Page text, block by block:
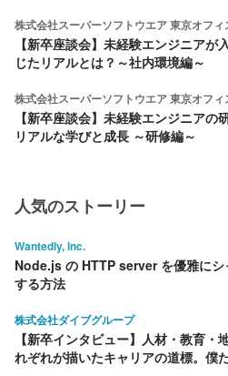
株式会社スーパーソフトウエア 東京オフィ
【新卒座談会】未経験エンジニアが
じたリアルとは？～社内環境編～
株式会社スーパーソフトウエア 東京オフィ
【新卒座談会】未経験エンジニアの
リアルな学びと成長 ～研修編～
人気のストーリー
Wantedly, Inc.
Node.js の HTTP server を優雅にシ
する方法
株式会社ダイブグループ
【新卒インタビュー】人材・教育
れぞれが描いたキャリアの道標。僕